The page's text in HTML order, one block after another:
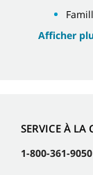
Afficher
SERVICE À LA
1-800-361-9050